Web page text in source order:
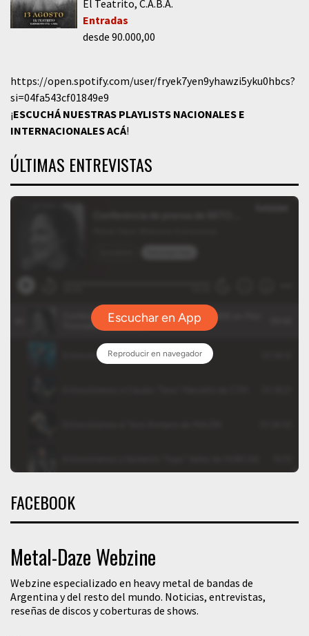
El Teatrito C.A.B.A.
Entradas
desde 90.000,00
https://open.spotify.com/user/fryek7yen9yhawzi5yku0hbcs?
si=04fa543cf01849e9
¡ESCUCHÁ NUESTRAS PLAYLISTS NACIONALES E
INTERNACIONALESACÁ!
ÚLTIMAS ENTREVISTAS
FACEBOOK
Metal-Daze Webzine
Webzine especializado en heavy metal de bandas de
Argentina y del resto del mundo. Noticias, entrevistas,
reseñas de discos y coberturas de shows.